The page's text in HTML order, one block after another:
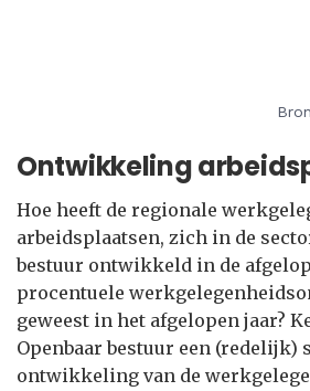
Ontwikkeling
Hoe heeft de regionale
arbeidsplaatsen, zich in de
bestuur ontwikkeld in de
procentuele
geweest in het afgelopen jaar?
Openbaar bestuur een (redelijk)
ontwikkeling van de